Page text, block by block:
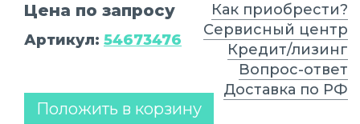
Цена по запросу
Артикул: 54673476
Положить в корзину
Как приобрести?
Сервисный центр
Кредит/лизинг
Вопрос-ответ
Доставка по РФ